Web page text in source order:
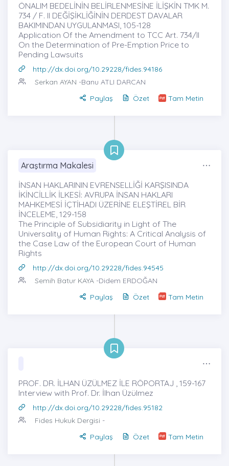
ÖNALIM BEDELİNİN BELİRLENMESİNE İLİŞKİN TMK M.
734 / F. II DEĞİŞİKLİĞİNİN DERDEST DAVALAR
BAKIMINDAN UYGULANMASI, 105-128
Application Of the Amendment to TCC Art. 734/II
On the Determination of Pre-Emption Price to
Pending Lawsuits
http://dx.doi.org/10.29228/fides.94186
Serkan AYAN -Banu ATLI DARCAN
Paylaş
Özet Tam Metin
Araştırma Makalesi
İNSAN HAKLARININ EVRENSELLİĞİ KARŞISINDA
İKİNCİLLİK İLKESİ: AVRUPA İNSAN HAKLARI
MAHKEMESİ İÇTİHADI ÜZERİNE ELEŞTİREL BİR
İNCELEME, 129-158
The Principle of Subsidiarity in Light of The
Universality of Human Rights: A Critical Analysis of
the Case Law of the European Court of Human
Rights
http://dx.doi.org/10.29228/fides.94545
Semih Batur KAYA -Didem ERDOĞAN
Paylaş
Özet Tam Metin
PROF. DR. İLHAN ÜZÜLMEZ İLE RÖPORTAJ , 159-167
Interview with Prof. Dr. İlhan Üzülmez
http://dx.doi.org/10.29228/fides.95182
Fides Hukuk Dergisi -
Paylaş
Özet Tam Metin